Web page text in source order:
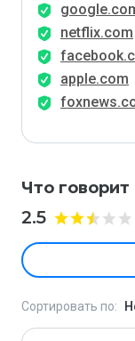
netflix.com
apple.com
Что
2.5
Сортировать по: